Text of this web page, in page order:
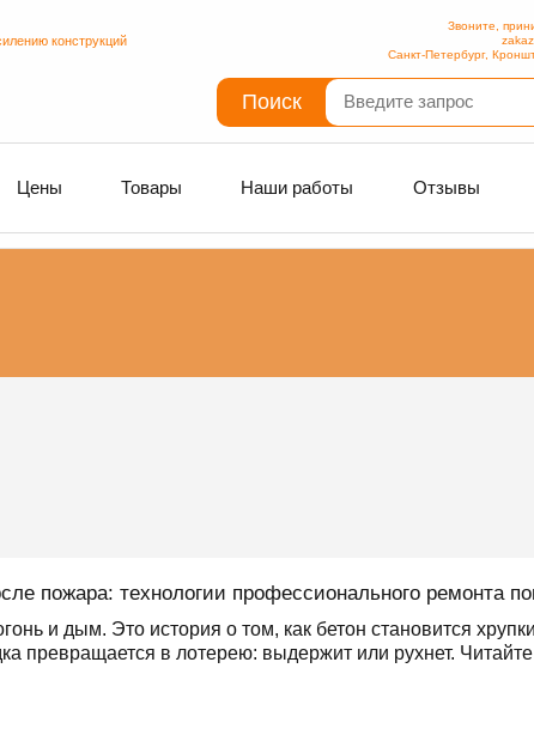
конструкций
Звоните,
Санкт-Петербург,
Поиск
Цены Товары Наши работы Отзывы
пожара: технологии профессионального ремонта
и дым. Это история о том, как бетон становится
превращается в лотерею: выдержит или рухнет.